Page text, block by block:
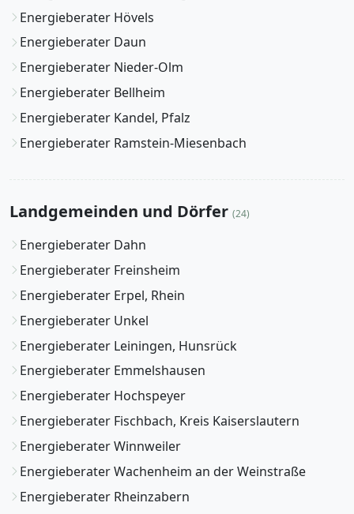
Energieberater Hövels
Energieberater Daun
Energieberater Nieder-Olm
Energieberater Bellheim
Energieberater Kandel, Pfalz
Energieberater Ramstein-Miesenbach
Landgemeinden und Dörfer (24)
Energieberater Dahn
Energieberater Freinsheim
Energieberater Erpel, Rhein
Energieberater Unkel
Energieberater Leiningen, Hunsrück
Energieberater Emmelshausen
Energieberater Hochspeyer
Energieberater Fischbach, Kreis Kaiserslautern
Energieberater Winnweiler
Energieberater Wachenheim an der Weinstraße
Energieberater Rheinzabern